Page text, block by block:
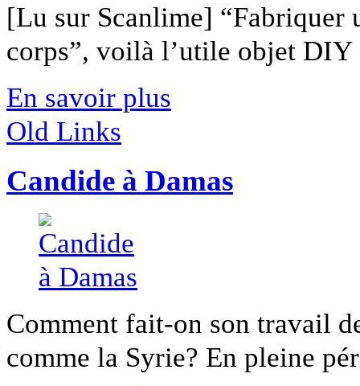
[Lu sur Scanlime] “Fabriquer
corps”, voilà l’utile objet
En savoir plus
Old Links
Candide à Damas
Comment fait-on son travail
comme la Syrie? En pleine